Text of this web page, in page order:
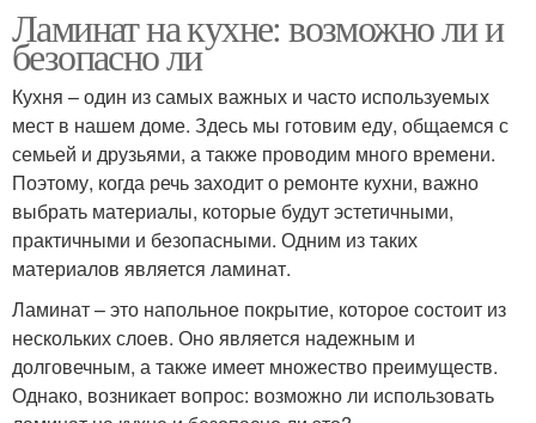
Ламинат на кухне: возможно ли и
безопасно ли
Кухня – один из самых важных и часто используемых
мест в нашем доме. Здесь мы готовим еду, общаемся с
семьей и друзьями, а также проводим много времени.
Поэтому, когда речь заходит о ремонте кухни, важно
выбрать материалы, которые будут эстетичными,
практичными и безопасными. Одним из таких
материалов является ламинат.
Ламинат – это напольное покрытие, которое состоит из
нескольких слоев. Оно является надежным и
долговечным, а также имеет множество преимуществ.
Однако, возникает вопрос: возможно ли использовать